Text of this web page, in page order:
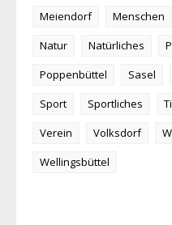
Meiendorf
Menschen
Natur
Natürliches
Poppenbüttel
Sasel
Sport
Sportliches
Verein
Volksdorf
Wellingsbüttel